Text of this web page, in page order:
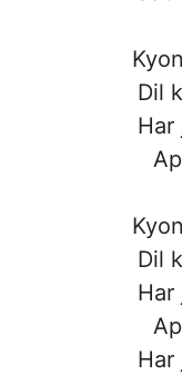
Dil
Har
Dil
Har
Har